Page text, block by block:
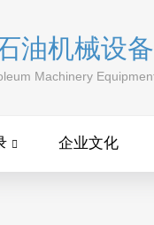
油机械设
Machinery
企业文化